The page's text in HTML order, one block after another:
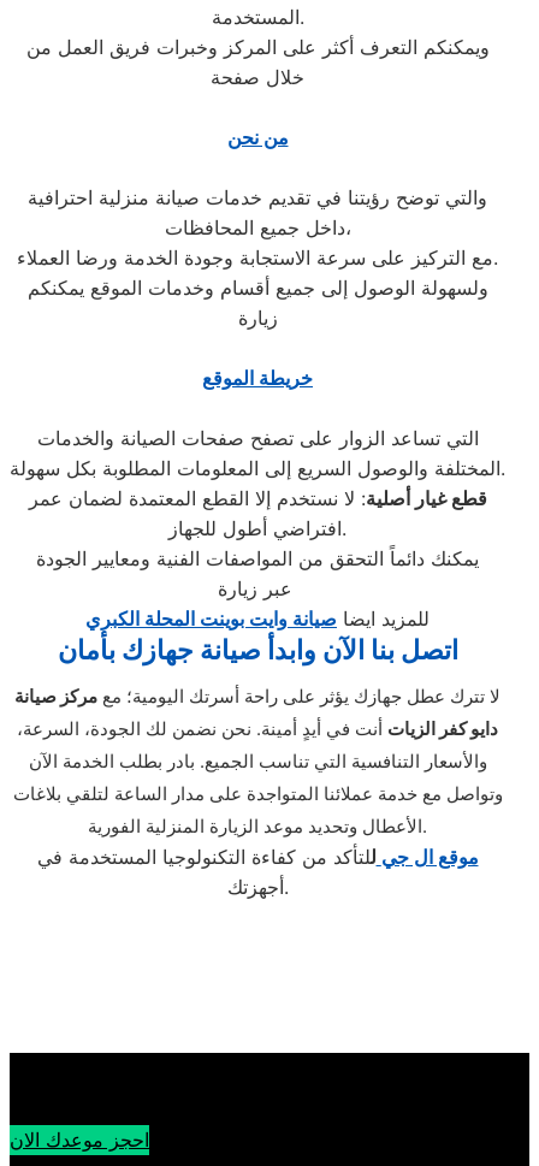
المستخدمة.
ويمكنكم التعرف أكثر على المركز وخبرات فريق العمل من
خلال صفحة
من نحن
والتي توضح رؤيتنا في تقديم خدمات صيانة منزلية احترافية
داخل جميع المحافظات،
مع التركيز على سرعة الاستجابة وجودة الخدمة ورضا العملاء.
ولسهولة الوصول إلى جميع أقسام وخدمات الموقع يمكنكم
زيارة
خريطة الموقع
التي تساعد الزوار على تصفح صفحات الصيانة والخدمات
المختلفة والوصول السريع إلى المعلومات المطلوبة بكل سهولة.
قطع غيار أصلية: لا نستخدم إلا القطع المعتمدة لضمان عمر
افتراضي أطول للجهاز.
يمكنك دائماً التحقق من المواصفات الفنية ومعايير الجودة
للمزيد ايضا صيانة وايت بوينت المحلة الكبري
اتصل بنا الآن وابدأ صيانة جهازك بأمان
لا تترك عطل جهازك يؤثر على راحة أسرتك اليومية؛ مع مركز صيانة
دايو كفر الزيات أنت في أيدٍ أمينة. نحن نضمن لك الجودة، السرعة،
والأسعار التنافسية التي تناسب الجميع. بادر بطلب الخدمة الآن
وتواصل مع خدمة عملائنا المتواجدة على مدار الساعة لتلقي بلاغات
الأعطال وتحديد موعد الزيارة المنزلية الفورية.
موقع ال جي للتأكد من كفاءة التكنولوجيا المستخدمة في
أجهزتك.
احجز موعدك الان